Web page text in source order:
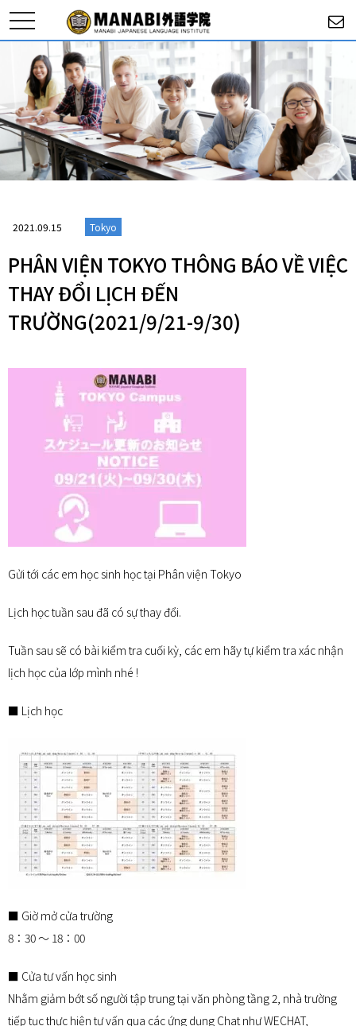
toggle
navigation
2021.09.15 Tokyo
PHÂN VIỆN TOKYO THÔNG BÁO VỀ VIỆC
THAY ĐỔI LỊCH ĐẾN
TRƯỜNG(2021/9/21-9/30)
Gửi tới các em học sinh học tại Phân viện Tokyo
Lịch học tuần sau đã có sự thay đổi.
Tuần sau sẽ có bài kiểm tra cuối kỳ, các em hãy tự kiểm tra xác nhận
lịch học của lớp mình nhé !
■ Lịch học
■ Giờ mở cửa trường
8：30 ～ 18：00
■ Cửa tư vấn học sinh
Nhằm giảm bớt số người tập trung tại văn phòng tầng 2, nhà trường
tiếp tục thực hiện tư vấn qua các ứng dụng Chat như WECHAT,